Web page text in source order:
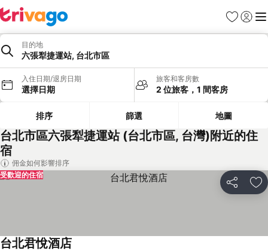
我的最愛
登入 選
目的地
六張犁捷運站, 台北市區
入住日期/退房日期
選擇日期
旅客和客房數
2 位旅客，1 間客房
排序 篩選 地圖
台北市區六張犁捷運站 (台北市區, 台灣)附近的住
宿
佣金如何影響排序
分享 加
受歡迎的住宿
台北君悅酒店